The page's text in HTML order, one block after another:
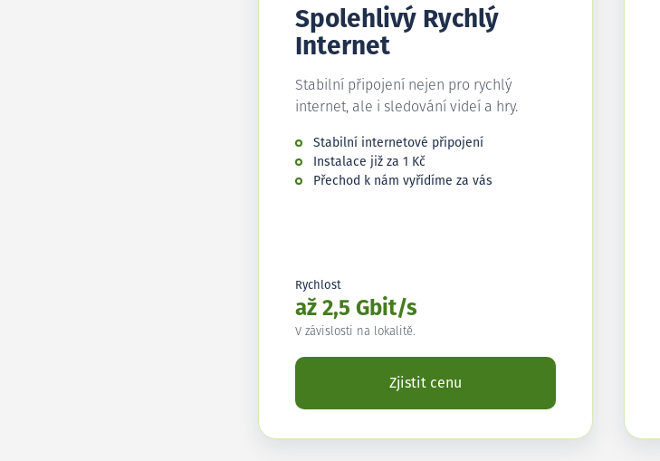
Spolehlivý Rychlý
Internet
Stabilní připojení nejen pro rychlý
internet, ale i sledování videí a hry.
Stabilní internetové připojení
Instalace již za 1 Kč
Přechod k nám vyřídíme za vás
Rychlost
až 2,5 Gbit/s
V závislosti na lokalitě.
Zjistit cenu